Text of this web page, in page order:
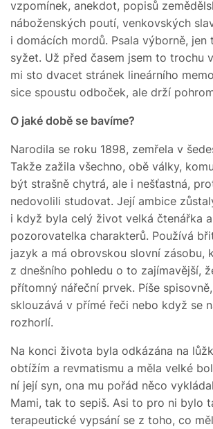
vzpomínek, anekdot, popisů
náboženských poutí, venkovských
i domácích mordů. Psala výborně, jen
syžet. Už před časem jsem to trochu
mi sto dvacet stránek lineárního
sice spoustu odboček, ale drží
O jaké době se bavíme?
Narodila se roku 1898, zemřela v
Takže zažila všechno, obě války,
být strašně chytrá, ale i nešťastná,
nedovolili studovat. Její ambice
i když byla celý život velká čtenářka
pozorovatelka charakterů. Používá
jazyk a má obrovskou slovní zásobu,
z dnešního pohledu o to zajímavější,
přítomný nářeční prvek. Píše
sklouzává v přímé řeči nebo když se
rozhorlí.
Na konci života byla odkázána na
obtížím a revmatismu a měla velké
ní její syn, ona mu pořád něco
Mami, tak to sepiš. Asi to pro ni bylo
terapeutické vypsání se z toho, co